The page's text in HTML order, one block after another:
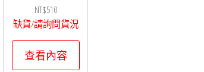
NT$510
缺貨/請詢問貨況
查看內容